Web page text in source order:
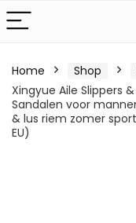
Home Shop
Xingyue Aile Slippers
Sandalen voor
& lus riem zomer
EU)